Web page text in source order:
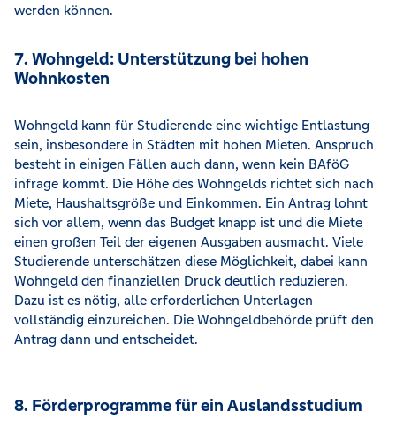
werden können.
7. Wohngeld: Unterstützung bei hohen
Wohnkosten
Wohngeld kann für Studierende eine wichtige Entlastung
sein, insbesondere in Städten mit hohen Mieten. Anspruch
besteht in einigen Fällen auch dann, wenn kein BAföG
infrage kommt. Die Höhe des Wohngelds richtet sich nach
Miete, Haushaltsgröße und Einkommen. Ein Antrag lohnt
sich vor allem, wenn das Budget knapp ist und die Miete
einen großen Teil der eigenen Ausgaben ausmacht. Viele
Studierende unterschätzen diese Möglichkeit, dabei kann
Wohngeld den finanziellen Druck deutlich reduzieren.
Dazu ist es nötig, alle erforderlichen Unterlagen
vollständig einzureichen. Die Wohngeldbehörde prüft den
Antrag dann und entscheidet.
8. Förderprogramme für ein Auslandsstudium